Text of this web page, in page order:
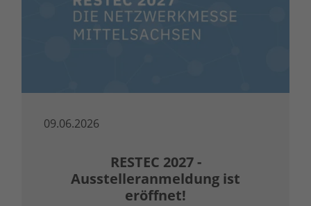
09.06.2026
RESTEC 2027 -
Ausstelleranmeldung ist
eröffnet!